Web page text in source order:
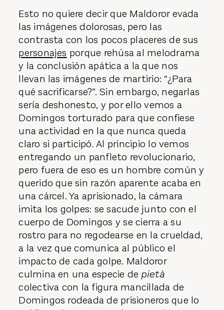
Esto no quiere decir que Maldoror evada
las imágenes dolorosas, pero las
contrasta con los pocos placeres de sus
personajes porque rehúsa al melodrama
y la conclusión apática a la que nos
llevan las imágenes de martirio: “¿Para
qué sacrificarse?”. Sin embargo, negarlas
sería deshonesto, y por ello vemos a
Domingos torturado para que confiese
una actividad en la que nunca queda
claro si participó. Al principio lo vemos
entregando un panfleto revolucionario,
pero fuera de eso es un hombre común y
querido que sin razón aparente acaba en
una cárcel. Ya aprisionado, la cámara
imita los golpes: se sacude junto con el
cuerpo de Domingos y se cierra a su
rostro para no regodearse en la crueldad,
a la vez que comunica al público el
impacto de cada golpe. Maldoror
culmina en una especie de pietà
colectiva con la figura mancillada de
Domingos rodeada de prisioneros que lo